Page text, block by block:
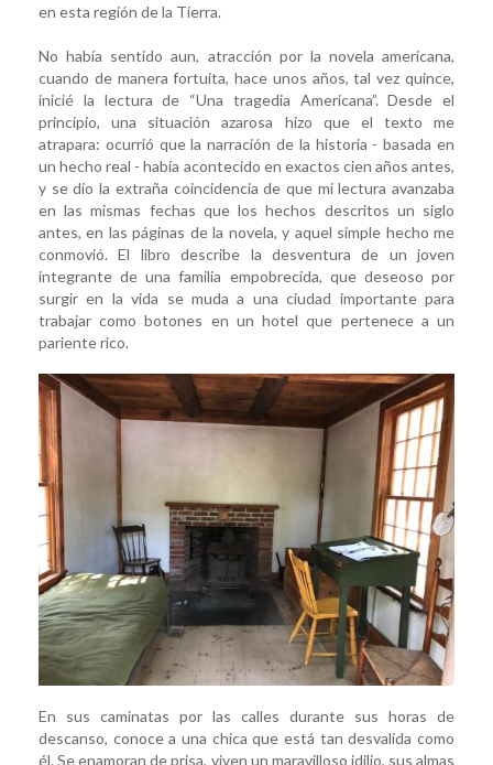
en esta región de la Tierra.
No había sentido aun, atracción por la novela americana,
cuando de manera fortuita, hace unos años, tal vez quince,
inicié la lectura de “Una tragedia Americana”. Desde el
principio, una situación azarosa hizo que el texto me
atrapara: ocurrió que la narración de la historia - basada en
un hecho real - había acontecido en exactos cien años antes,
y se dio la extraña coincidencia de que mi lectura avanzaba
en las mismas fechas que los hechos descritos un siglo
antes, en las páginas de la novela, y aquel simple hecho me
conmovió. El libro describe la desventura de un joven
integrante de una familia empobrecida, que deseoso por
surgir en la vida se muda a una ciudad importante para
trabajar como botones en un hotel que pertenece a un
pariente rico.
En sus caminatas por las calles durante sus horas de
descanso, conoce a una chica que está tan desvalida como
él. Se enamoran de prisa, viven un maravilloso idilio, sus almas